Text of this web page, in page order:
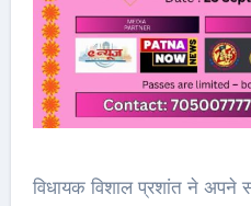
विधायक विशाल प्रशांत ने अपने